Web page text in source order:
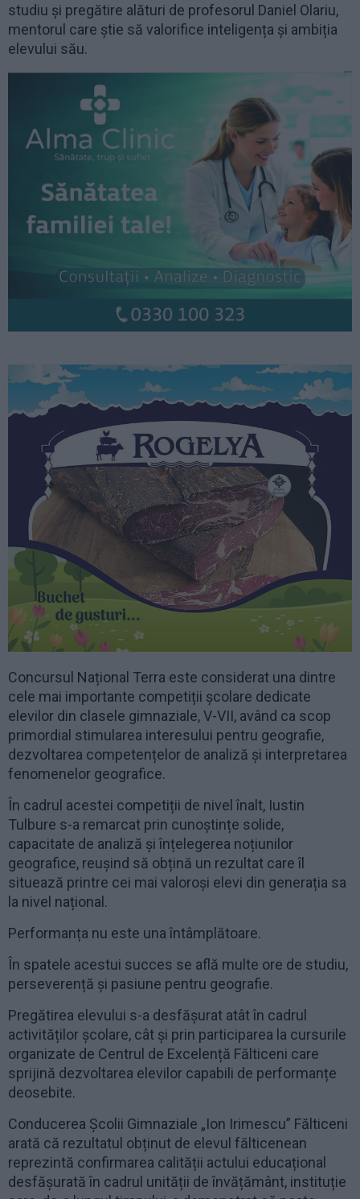
studiu și pregătire alături de profesorul Daniel Olariu,
mentorul care știe să valorifice inteligența și ambiția
elevului său.
Concursul Național Terra este considerat una dintre
cele mai importante competiții școlare dedicate
elevilor din clasele gimnaziale, V-VII, având ca scop
primordial stimularea interesului pentru geografie,
dezvoltarea competențelor de analiză și interpretarea
fenomenelor geografice.
În cadrul acestei competiții de nivel înalt, Iustin
Tulbure s-a remarcat prin cunoștințe solide,
capacitate de analiză și înțelegerea noțiunilor
geografice, reușind să obțină un rezultat care îl
situează printre cei mai valoroși elevi din generația sa
la nivel național.
Performanța nu este una întâmplătoare.
În spatele acestui succes se află multe ore de studiu,
perseverență și pasiune pentru geografie.
Pregătirea elevului s-a desfășurat atât în cadrul
activităților școlare, cât și prin participarea la cursurile
organizate de Centrul de Excelență Fălticeni care
sprijină dezvoltarea elevilor capabili de performanțe
deosebite.
Conducerea Școlii Gimnaziale „Ion Irimescu” Fălticeni
arată că rezultatul obținut de elevul fălticenean
reprezintă confirmarea calității actului educațional
desfășurată în cadrul unității de învățământ, instituție